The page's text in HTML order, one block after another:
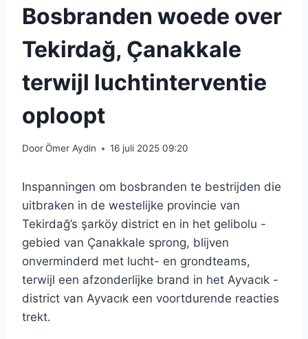
Bosbranden woede over
Tekirdağ, Çanakkale
terwijl luchtinterventie
oploopt
DoorÖmer Aydin 16 juli 2025 09:20
Inspanningen om bosbranden te bestrijden die
uitbraken in de westelijke provincie van
Tekirdağ’s şarköy district en in het gelibolu -
gebied van Çanakkale sprong, blijven
onverminderd met lucht- en grondteams,
terwijl een afzonderlijke brand in het Ayvacık -
district van Ayvacık een voortdurende reacties
trekt.